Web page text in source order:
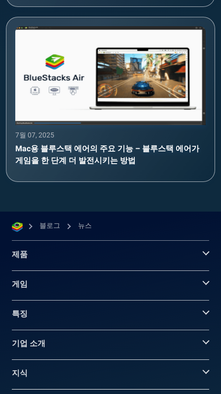
7월 07, 2025
Mac용 블루스택 에어의 주요 기능 – 블루스택 에어가
게임을 한 단계 더 발전시키는 방법
블로그 뉴스
제품
게임
특징
기업 소개
지식